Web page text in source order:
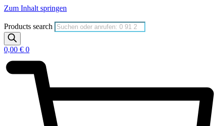
Zum Inhalt springen
Products search
0,00 € 0